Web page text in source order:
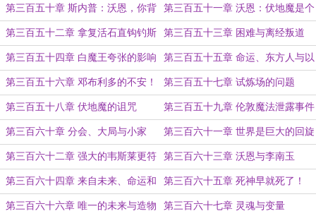
么心情？ 普？
第三百五十章 斯内普：沃恩，你背
叛了魔法界！
第三百五十一章 沃恩：伏地魔是个
小丑！
第三百五十二章 拿复活石直钩钓斯
内普！
第三百五十三章 困难与离经叛道
第三百五十四章 白魔王夸张的影响
力！
第三百五十五章 命运、东方人与以
太神！
第三百五十六章 邓布利多的不安！ 第三百五十七章 试炼场的问题
第三百五十八章 伏地魔的诅咒 第三百五十九章 伦敦魔法泄露事件
第三百六十章 分会、大局与小家 第三百六十一章 世界是巨大的回旋
镖
第三百六十二章 强大的韦斯莱更符
合期待
第三百六十三章 沃恩与李南玉
第三百六十四章 来自未来、命运和
过去
第三百六十五章 死神早就死了！
第三百六十六章 唯一的未来与造物 第三百六十七章 灵魂与变量